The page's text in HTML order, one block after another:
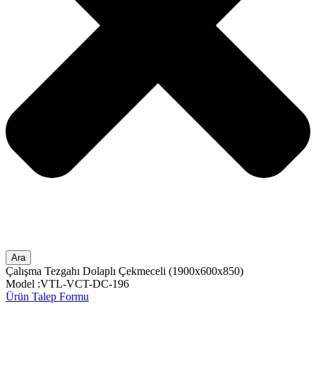
Ara
Çalışma Tezgahı Dolaplı Çekmeceli (1900x600x850)
Model :VTL-VCT-DC-196
Ürün Talep Formu